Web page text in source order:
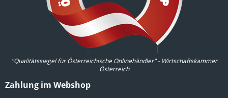
"Qualitätssiegel für Österreichische Onlinehändler" - Wirtschaftskammer
Österreich
Zahlung im Webshop